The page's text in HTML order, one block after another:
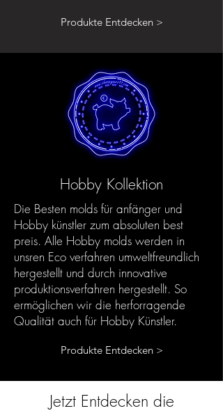
Produkte Entdecken >
Hobby Kollektion
Die Besten molds für anfänger und
Hobby künstler zum absoluten best
preis. Alle Hobby molds werden in
unsren Eco verfahren umweltfreundlich
hergestellt und durch innovative
produktionsverfahren hergestellt. So
ermöglichen wir die herforragende
Qualität auch für Hobby Künstler.
Produkte Entdecken >
Jetzt Entdecken die